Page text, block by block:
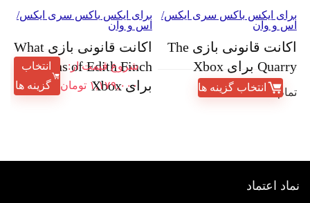
برای ایکس باکس سری ایکس/
اس و وان
اکانت قانونی بازی The
Quarry برای Xbox
تمام شدهانتخاب گزینه ها
برای ایکس باکس سری ایکس/
اس و وان
اکانت قانونی بازی What
Remains of Edith Finch
برای Xbox
شروع قیمت از:
۱,۱۷۹,۰۰۰ تومان
انتخاب
گزینه ها
نماد اعتماد